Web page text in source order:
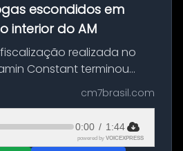
escondidos em
interior do AM
realizada no
Constant terminou
aproximadamente 115
em uma
no porto da cidade. O
cm7brasil.com
0:00 / 1:44
powered by VOICEXPRESS